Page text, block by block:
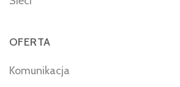
OFERTA
Komunikacja